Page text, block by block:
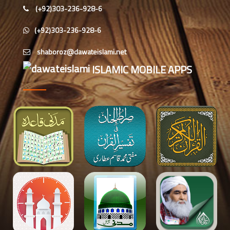
مرکزی جامعۃالمدينہ فیضان مدینہ،
کراچی،پاکستان)
ابو برہان عبدالرحمن عطاری (درجہ
رابعہ جامعۃالمدینہ فیضان رضا
،لاہور،پاکستان)
(+92)303-236-928-6
(+92)303-236-928-6
ISLAMIC MOBILE APPS